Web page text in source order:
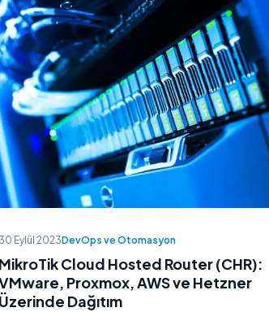
30 Eylül 2023DevOps ve Otomasyon
MikroTik Cloud Hosted Router (CHR):
Proxmox, AWS ve Hetzner
Üzerinde Dağıtım